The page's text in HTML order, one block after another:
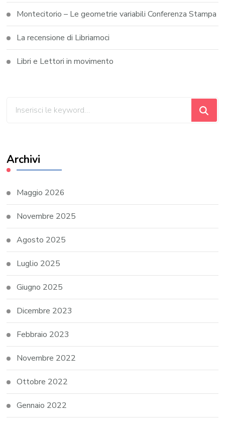
Montecitorio – Le geometrie variabili Conferenza Stampa
La recensione di Libriamoci
Libri e Lettori in movimento
Archivi
Maggio 2026
Novembre 2025
Agosto 2025
Luglio 2025
Giugno 2025
Dicembre 2023
Febbraio 2023
Novembre 2022
Ottobre 2022
Gennaio 2022